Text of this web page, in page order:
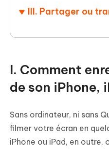
III. Partager ou
I. Comment
de son iPhone,
Sans ordinateur, ni sans
filmer votre écran en
iPhone ou iPad, en